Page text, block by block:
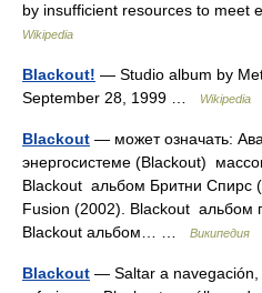
by insufficient resources to
Wikipedia
Blackout! — Studio album by
September 28, 1999 …
Wikipedia
Blackout — может означать:
энергосистеме (Blackout)
Blackout альбом Бритни Спирс
Fusion (2002). Blackout альбом
Blackout альбом… …
Википедия
Blackout — Saltar a navegación,